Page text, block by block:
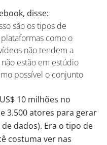
disse:
são os tipos de
como o
não tendem a
estão em estúdio
possível o conjunto
10 milhões no
3.500 atores para gerar
dados). Era o tipo de
costuma ver nas